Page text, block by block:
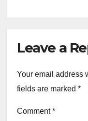
Leave a
Your email address
fields are marked *
Comment*